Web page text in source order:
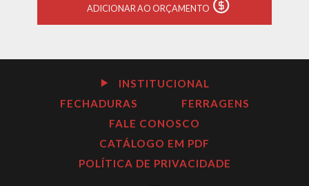
ADICIONAR AO ORÇAMENTO
INSTITUCIONAL
FECHADURAS
FERRAGENS
FALE CONOSCO
CATÁLOGO EM PDF
POLÍTICA DE PRIVACIDADE